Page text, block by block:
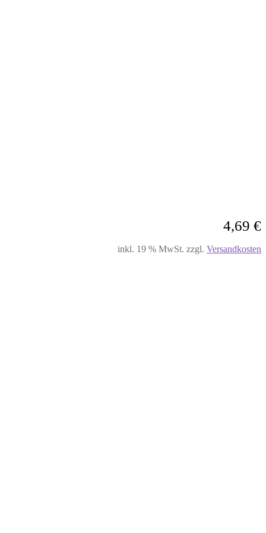
4,69 €
inkl. 19 % MwSt. zzgl. Versandkosten